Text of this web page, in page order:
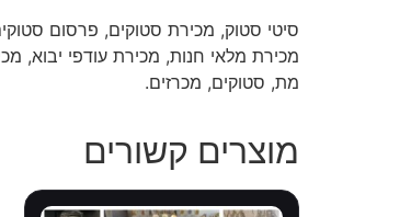
סיטי סטוק, מכירת סטוקים, פרסום
מכירת מלאי חנות, מכירת עודפי יבוא,
מת, סטוקים, מכרזים.
מוצרים קשורים